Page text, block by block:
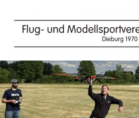
Suchbegriffe